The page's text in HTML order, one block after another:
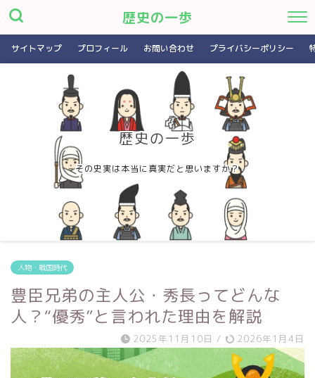
歴史の一歩
サイトマップ プロフィール お問い合わせ プライバシーポリシー
歴史の一歩
その史実は本当に真実だと思いますか？
人物・戦国時代
豊臣兄弟の主人公・秀長ってどんな
人？“優秀”と言われた理由を解説
2025年11月10日 / 2026年1月4日